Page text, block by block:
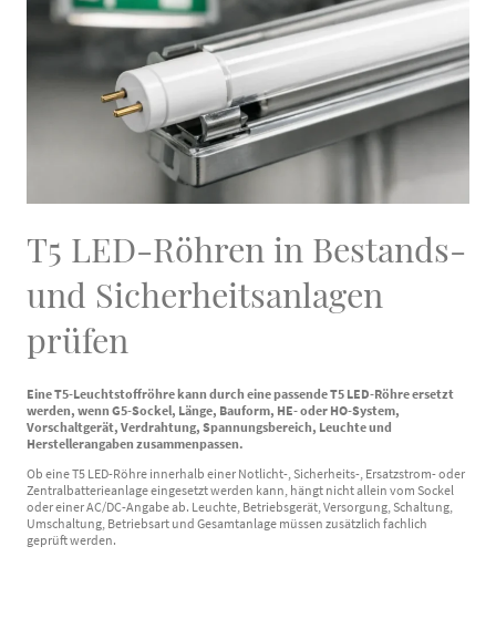
T5 LED-Röhren in Bestands-
und Sicherheitsanlagen
prüfen
Eine T5-Leuchtstoffröhre kann durch eine passende T5 LED-Röhre ersetzt
werden, wenn G5-Sockel, Länge, Bauform, HE- oder HO-System,
Vorschaltgerät, Verdrahtung, Spannungsbereich, Leuchte und
Herstellerangaben zusammenpassen.
Ob eine T5 LED-Röhre innerhalb einer Notlicht-, Sicherheits-, Ersatzstrom- oder
Zentralbatterieanlage eingesetzt werden kann, hängt nicht allein vom Sockel
oder einer AC/DC-Angabe ab. Leuchte, Betriebsgerät, Versorgung, Schaltung,
Umschaltung, Betriebsart und Gesamtanlage müssen zusätzlich fachlich
geprüft werden.